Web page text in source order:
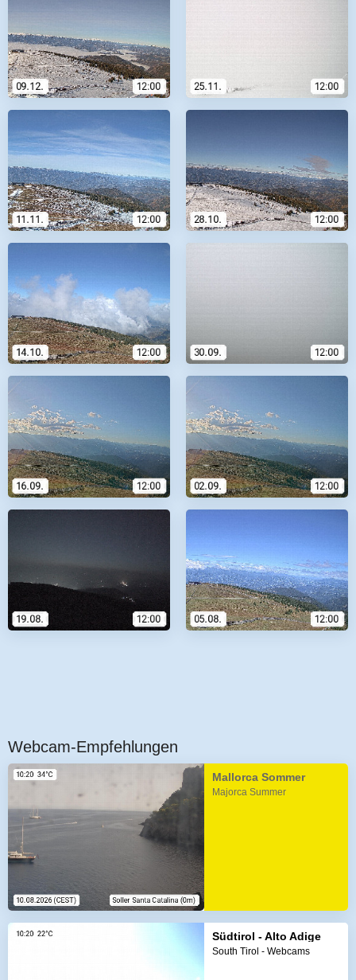
Webcam-Empfehlungen
Mallorca Sommer
Majorca Summer
Südtirol - Alto Adige
South Tirol - Webcams